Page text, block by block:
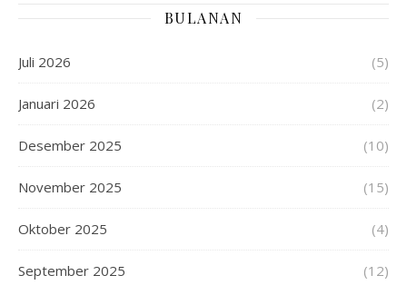
BULANAN
Juli 2026 (5)
Januari 2026 (2)
Desember 2025 (10)
November 2025 (15)
Oktober 2025 (4)
September 2025 (12)